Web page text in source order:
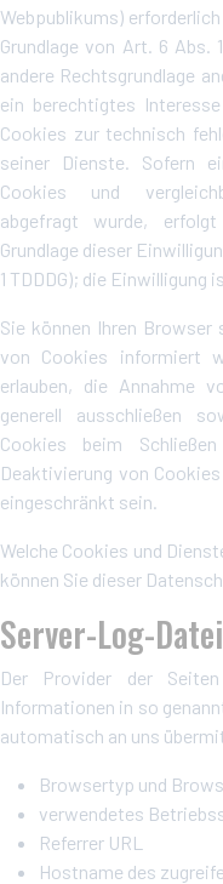
Webpublikums)
Grundlage von Art. 6 Abs.
andere Rechtsgrundlage
ein berechtigtes
Cookies zur technisch
seiner Dienste. Sofern
Cookies und
abgefragt wurde,
Grundlage dieser
1 TDDDG); die
Sie können Ihren Browser
von Cookies informiert
erlauben, die Annahme
generell ausschließen
Cookies beim
Deaktivierung von
eingeschränkt sein.
Welche Cookies und
können Sie dieser
Server-Log-
Der Provider der
Informationen in so
automatisch an uns
Browsertyp und
verwendetes
Referrer URL
Hostname des